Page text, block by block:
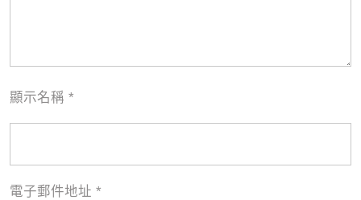
顯示名稱 *
電子郵件地址 *